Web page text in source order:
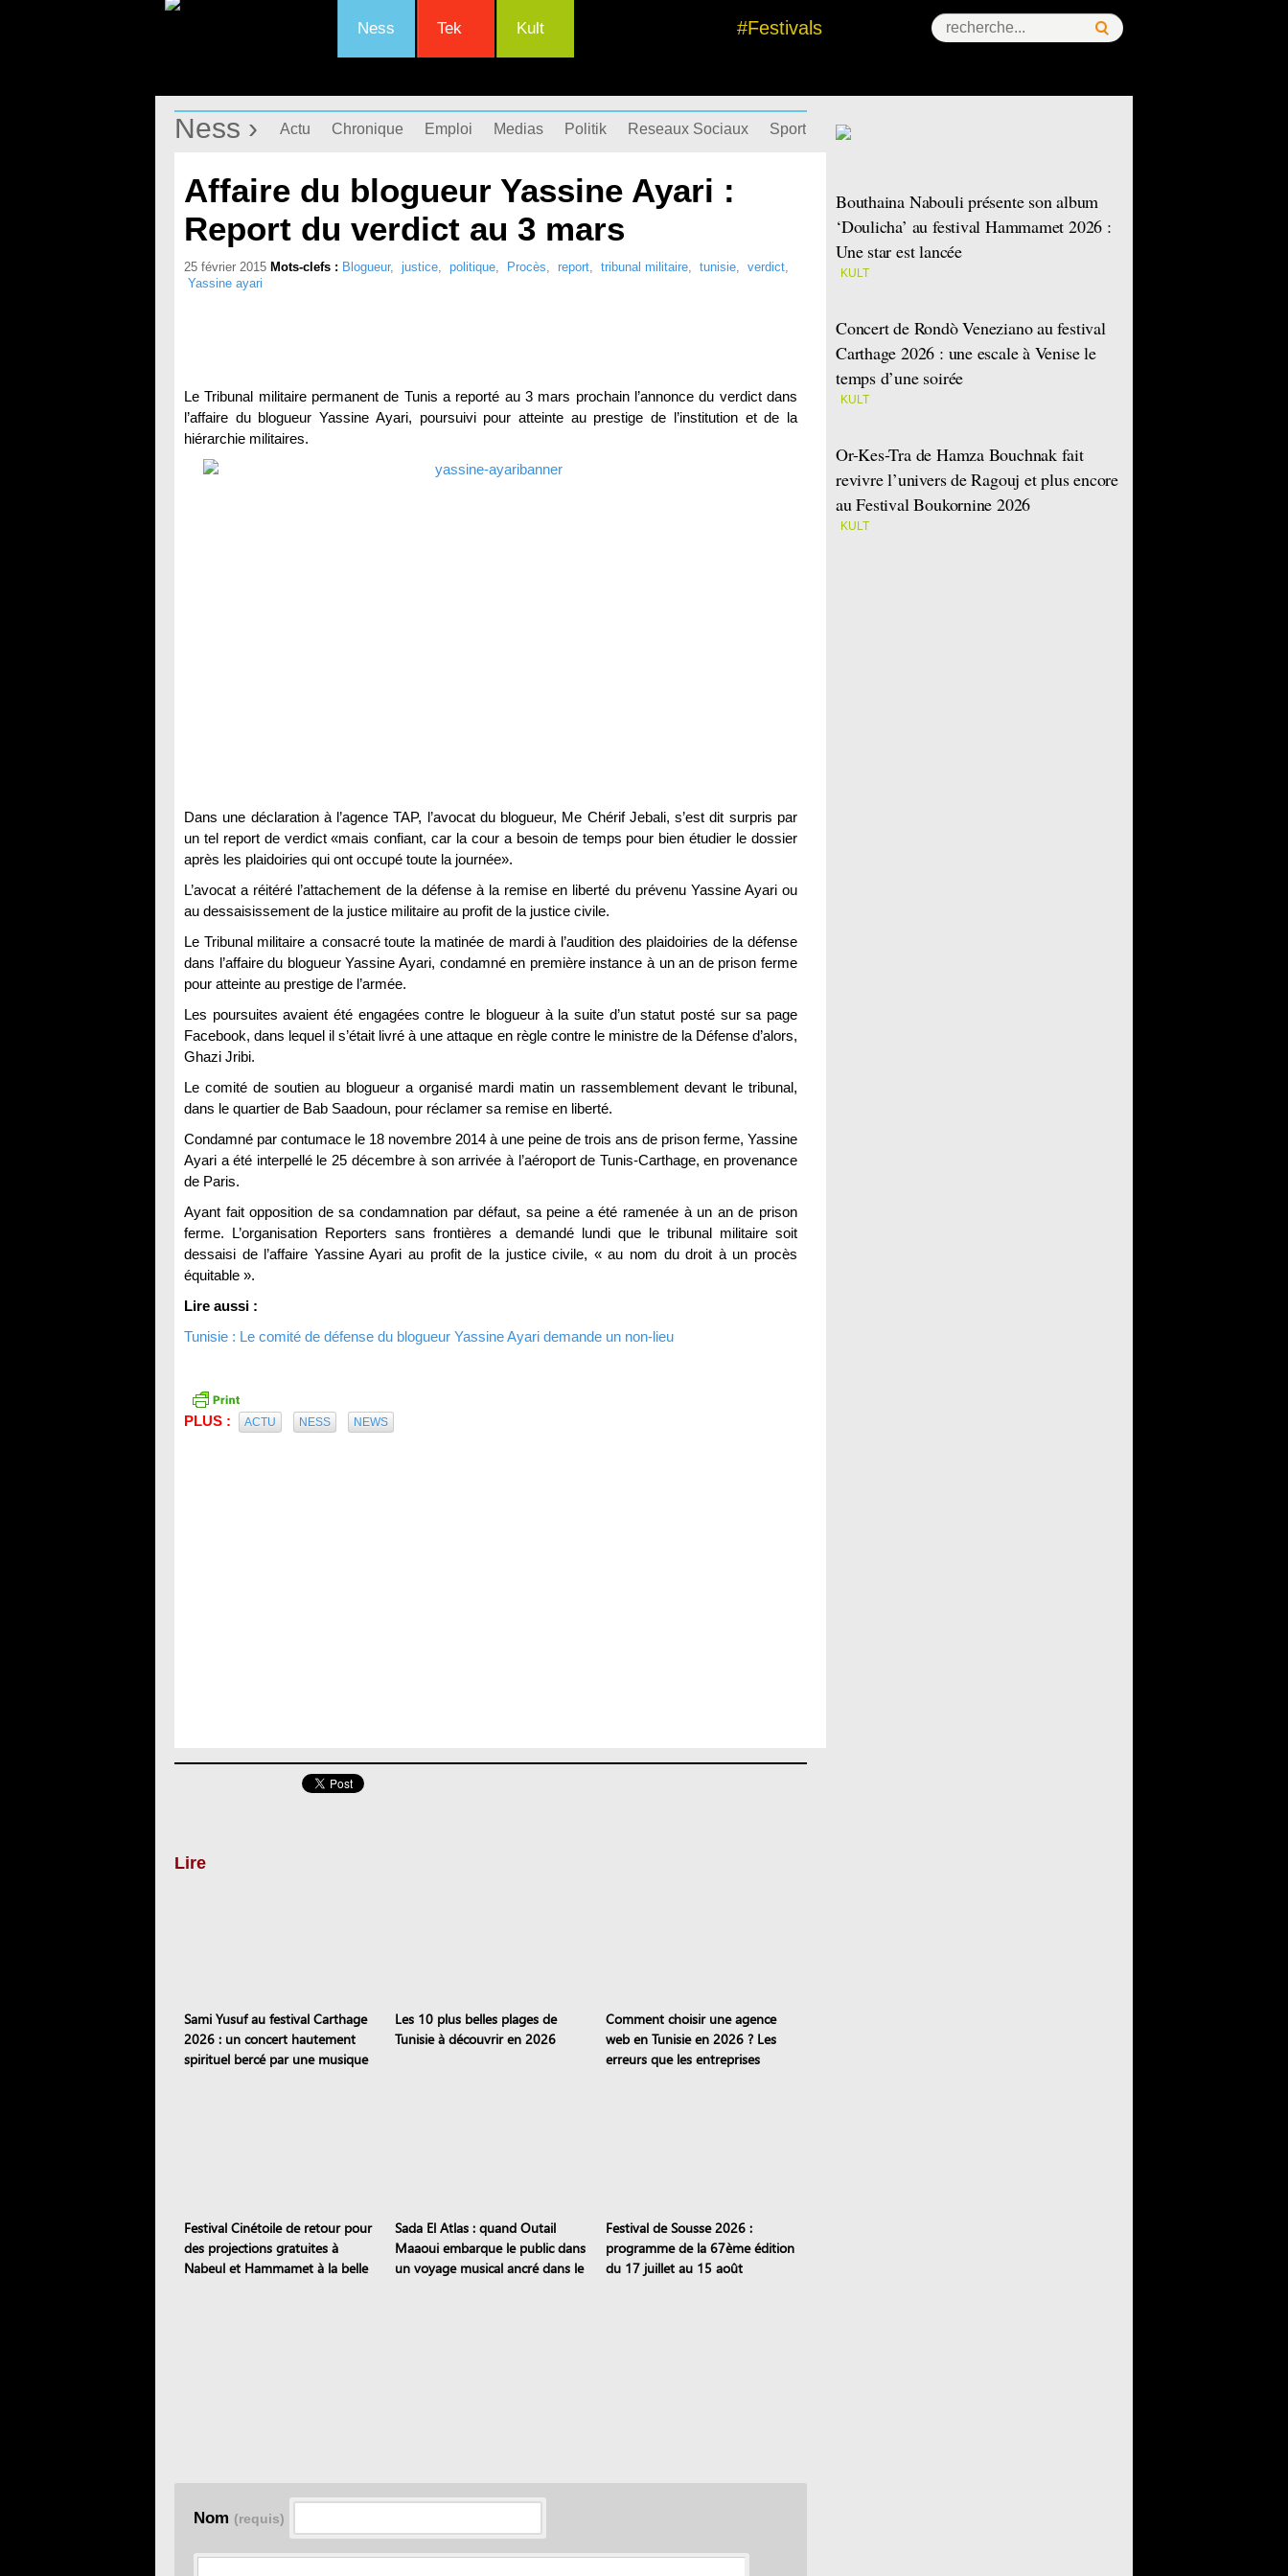
Ness Tek Kult #Festivals
Ness › Actu Chronique Emploi Medias Politik Reseaux Sociaux Sport Success Story
Affaire du blogueur Yassine Ayari :
Report du verdict au 3 mars
25 février 2015 Mots-clefs : Blogueur, justice, politique, Procès, report, tribunal militaire, tunisie, verdict,
Yassine ayari
Le Tribunal militaire permanent de Tunis a reporté au 3 mars prochain l’annonce du verdict dans
l’affaire du blogueur Yassine Ayari, poursuivi pour atteinte au prestige de l’institution et de la
hiérarchie militaires.
Dans une déclaration à l’agence TAP, l’avocat du blogueur, Me Chérif Jebali, s’est dit surpris par
un tel report de verdict «mais confiant, car la cour a besoin de temps pour bien étudier le dossier
après les plaidoiries qui ont occupé toute la journée».
L’avocat a réitéré l’attachement de la défense à la remise en liberté du prévenu Yassine Ayari ou
au dessaisissement de la justice militaire au profit de la justice civile.
Le Tribunal militaire a consacré toute la matinée de mardi à l’audition des plaidoiries de la défense
dans l’affaire du blogueur Yassine Ayari, condamné en première instance à un an de prison ferme
pour atteinte au prestige de l’armée.
Les poursuites avaient été engagées contre le blogueur à la suite d’un statut posté sur sa page
Facebook, dans lequel il s’était livré à une attaque en règle contre le ministre de la Défense d’alors,
Ghazi Jribi.
Le comité de soutien au blogueur a organisé mardi matin un rassemblement devant le tribunal,
dans le quartier de Bab Saadoun, pour réclamer sa remise en liberté.
Condamné par contumace le 18 novembre 2014 à une peine de trois ans de prison ferme, Yassine
Ayari a été interpellé le 25 décembre à son arrivée à l’aéroport de Tunis-Carthage, en provenance
de Paris.
Ayant fait opposition de sa condamnation par défaut, sa peine a été ramenée à un an de prison
ferme. L’organisation Reporters sans frontières a demandé lundi que le tribunal militaire soit
dessaisi de l’affaire Yassine Ayari au profit de la justice civile, « au nom du droit à un procès
équitable ».
Lire aussi :
Tunisie : Le comité de défense du blogueur Yassine Ayari demande un non-lieu
PLUS : ACTU NESS NEWS
Lire
Sami Yusuf au festival Carthage
2026 : un concert hautement
spirituel bercé par une musique
Les 10 plus belles plages de
Tunisie à découvrir en 2026
Comment choisir une agence
web en Tunisie en 2026 ? Les
erreurs que les entreprises
Festival Cinétoile de retour pour
des projections gratuites à
Nabeul et Hammamet à la belle
Sada El Atlas : quand Outail
Maaoui embarque le public dans
un voyage musical ancré dans le
Festival de Sousse 2026 :
programme de la 67ème édition
du 17 juillet au 15 août
Nom (requis)
Bouthaina Nabouli présente son album
‘Doulicha’ au festival Hammamet 2026 :
Une star est lancée
KULT
Concert de Rondò Veneziano au festival
Carthage 2026 : une escale à Venise le
temps d’une soirée
KULT
Or-Kes-Tra de Hamza Bouchnak fait
revivre l’univers de Ragouj et plus encore
au Festival Boukornine 2026
KULT